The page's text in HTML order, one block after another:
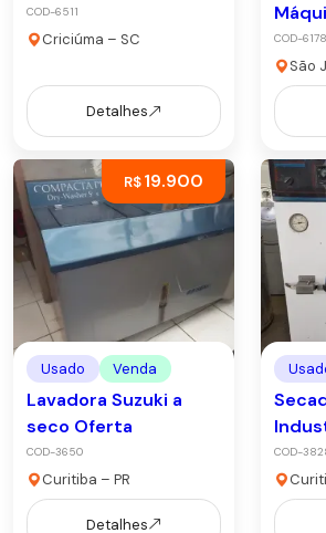
COD-6511
Criciúma – SC
Detalhes
COD-6178
São
R$19.900
Usado Venda
Lavadora Suzuki a
seco Oferta
COD-3650
Curitiba – PR
Detalhes
COD-